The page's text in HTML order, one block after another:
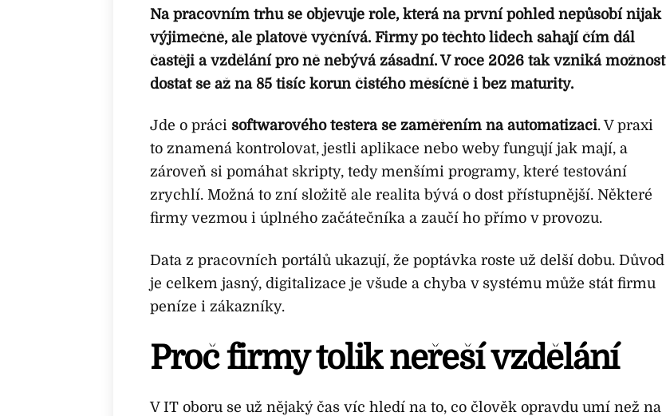
Na pracovním trhu se objevuje role, která na první pohled nepůsobí nijak
výjimečně, ale platově vyčnívá. Firmy po těchto lidech sahají čím dál
častěji a vzdělání pro ně nebývá zásadní. V roce 2026 tak vzniká možnost
dostat se až na 85 tisíc korun čistého měsíčně i bez maturity.
Jde o práci softwarového testera se zaměřením na automatizaci. V praxi
to znamená kontrolovat, jestli aplikace nebo weby fungují jak mají, a
zároveň si pomáhat skripty, tedy menšími programy, které testování
zrychlí. Možná to zní složitě ale realita bývá o dost přístupnější. Některé
firmy vezmou i úplného začátečníka a zaučí ho přímo v provozu.
Data z pracovních portálů ukazují, že poptávka roste už delší dobu. Důvod
je celkem jasný, digitalizace je všude a chyba v systému může stát firmu
peníze i zákazníky.
Proč firmy tolik neřeší vzdělání
V IT oboru se už nějaký čas víc hledí na to, co člověk opravdu umí než na